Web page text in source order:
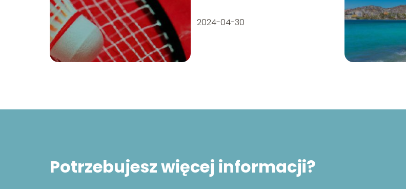
2024-04-30
Potrzebujesz więcej informacji?